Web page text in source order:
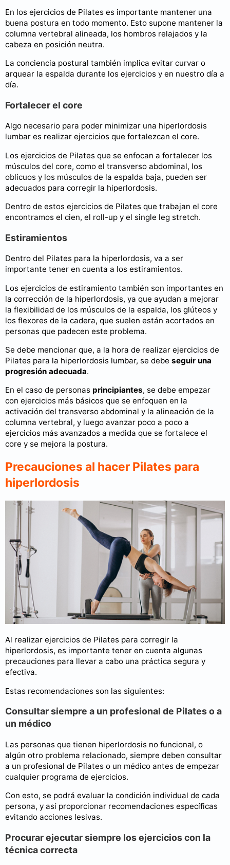
En los ejercicios de Pilates es importante mantener una
buena postura en todo momento. Esto supone mantener la
columna vertebral alineada, los hombros relajados y la
cabeza en posición neutra.
La conciencia postural también implica evitar curvar o
arquear la espalda durante los ejercicios y en nuestro día a
día.
Fortalecer el core
Algo necesario para poder minimizar una hiperlordosis
lumbar es realizar ejercicios que fortalezcan el core.
Los ejercicios de Pilates que se enfocan a fortalecer los
músculos del core, como el transverso abdominal, los
oblicuos y los músculos de la espalda baja, pueden ser
adecuados para corregir la hiperlordosis.
Dentro de estos ejercicios de Pilates que trabajan el core
encontramos el cien, el roll-up y el single leg stretch.
Estiramientos
Dentro del Pilates para la hiperlordosis, va a ser
importante tener en cuenta a los estiramientos.
Los ejercicios de estiramiento también son importantes en
la corrección de la hiperlordosis, ya que ayudan a mejorar
la flexibilidad de los músculos de la espalda, los glúteos y
los flexores de la cadera, que suelen están acortados en
personas que padecen este problema.
Se debe mencionar que, a la hora de realizar ejercicios de
Pilates para la hiperlordosis lumbar, se debe seguir una
progresión adecuada.
En el caso de personas principiantes, se debe empezar
con ejercicios más básicos que se enfoquen en la
activación del transverso abdominal y la alineación de la
columna vertebral, y luego avanzar poco a poco a
ejercicios más avanzados a medida que se fortalece el
core y se mejora la postura.
Precauciones al hacer Pilates para
hiperlordosis
Al realizar ejercicios de Pilates para corregir la
hiperlordosis, es importante tener en cuenta algunas
precauciones para llevar a cabo una práctica segura y
efectiva.
Estas recomendaciones son las siguientes:
Consultar siempre a un profesional de Pilates o a
un médico
Las personas que tienen hiperlordosis no funcional, o
algún otro problema relacionado, siempre deben consultar
a un profesional de Pilates o un médico antes de empezar
cualquier programa de ejercicios.
Con esto, se podrá evaluar la condición individual de cada
persona, y así proporcionar recomendaciones específicas
evitando acciones lesivas.
Procurar ejecutar siempre los ejercicios con la
técnica correcta